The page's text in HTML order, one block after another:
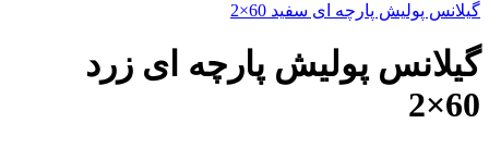
گیلانس پولیش پارچه ای سفید 60×2
گیلانس پولیش پارچه ای زرد
60×2